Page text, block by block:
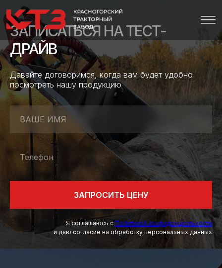
ЗАПИСАТЬСЯ НА ТЕСТ-
ДРАЙВ
Давайте договоримся, когда вам будет удобно
посмотреть нашу продукцию
ВАШЕ ИМЯ
Телефон
ЗАПРОСИТЬ ЦЕНУ
Я соглашаюсь с Политикой конфиденциальности
и даю согласие на обработку персональных данных